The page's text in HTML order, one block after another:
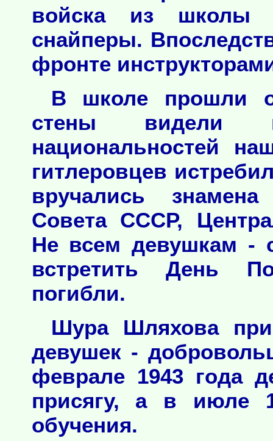
войска из школы
снайперы.
фронте
В школе прошли
стены видели
национальностей
гитлеровцев
вручались
Совета СССР,
Не всем девушкам -
встретить День
погибли.
Шура Шляхова
девушек -
феврале 1943 года
присягу, а в июле
обучения.